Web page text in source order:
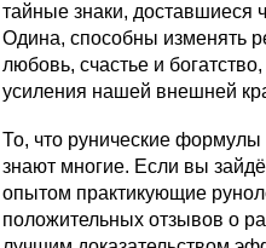
тайные знаки, доставшиеся
Одина, способны изменять
любовь, счастье и
усиления нашей внешней
То, что рунические формулы
знают многие. Если вы
опытом практикующие
положительных отзывов о